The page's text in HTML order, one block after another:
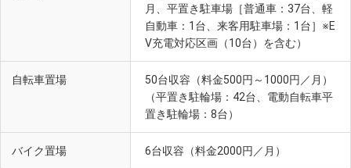
月、平置き駐車場［普通車：37台、軽
自動車：1台、来客用駐車場：1台］※E
V充電対応区画（10台）を含む）
自転車置場
50台収容（料金500円～1000円／月）
（平置き駐輪場：42台、電動自転車平
置き駐輪場：8台）
バイク置場 6台収容（料金2000円／月）